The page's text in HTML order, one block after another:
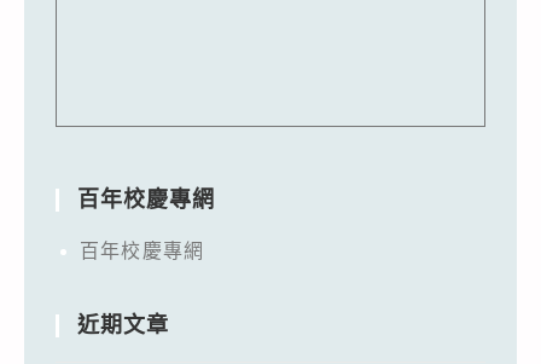
百年校慶專網
百年校慶專網
近期文章